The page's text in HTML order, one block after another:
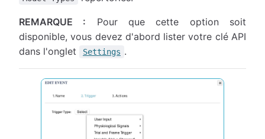
REMARQUE : Pour que cette option soit
disponible, vous devez d'abord lister votre clé API
dans l'onglet
Settings .